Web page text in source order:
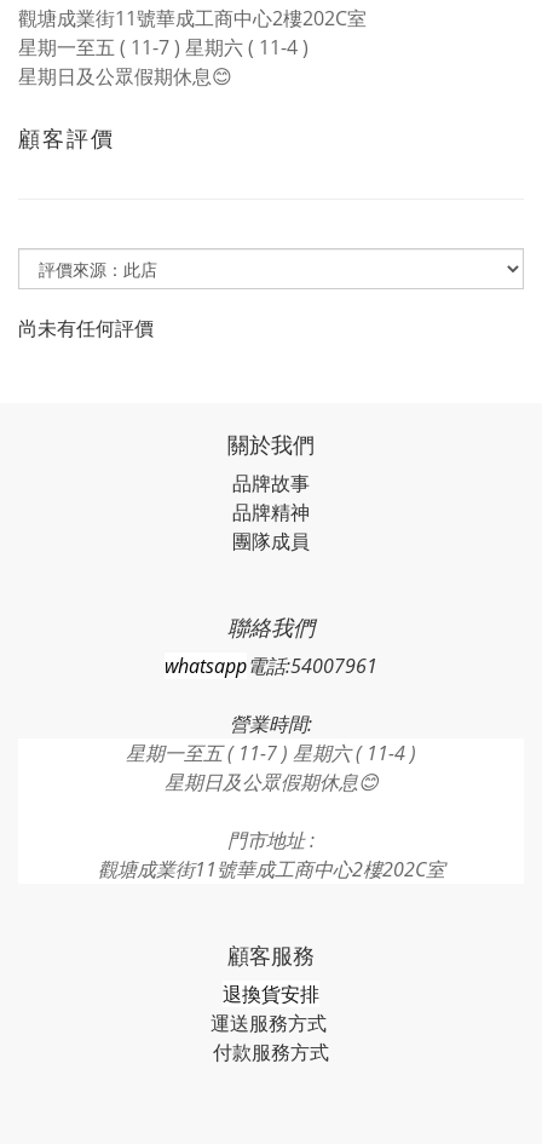
觀塘成業街11號華成工商中心2樓202C室
星期一至五 ( 11-7 ) 星期六 ( 11-4 )
星期日及公眾假期休息😊
顧客評價
尚未有任何評價
關於我們
品牌故事
品牌精神
團隊成員
聯絡我們
whatsapp電話:54007961
營業時間:
星期一至五 ( 11-7 ) 星期六 ( 11-4 )
星期日及公眾假期休息😊
門市地址 :
觀塘成業街11號華成工商中心2樓202C室
顧客服務
退換貨安排
運送服務方式
付款服務方式​​​